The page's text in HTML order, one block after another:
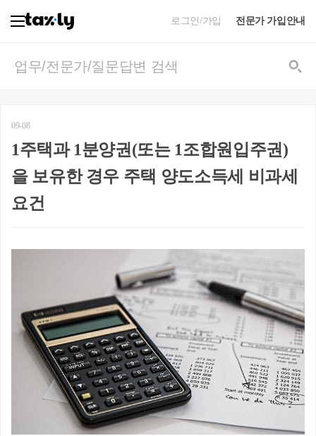
로그인/가입 전문가 가입안내
09-08
1주택과 1분양권(또는 1조합원입주권)
을 보유한 경우 주택 양도소득세 비과세
요건